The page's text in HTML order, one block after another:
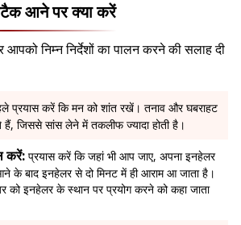
आने पर क्या करें
निम्न निर्देशों का पालन करने की सलाह दी
प्रयास करें कि मन को शांत रखें। तनाव और घबराहट
हैं, जिससे सांस लेने में तकलीफ ज्यादा होती है।
करें: प्रयास करें कि जहां भी आप जाए, अपना इनहेलर
बाद इनहेलर से दो मिनट में ही आराम आ जाता है।
को इनहेलर के स्थान पर प्रयोग करने को कहा जाता